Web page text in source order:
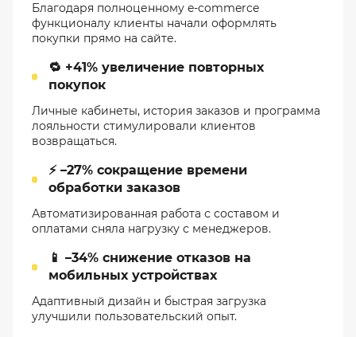
Благодаря полноценному e-commerce
функционалу клиенты начали оформлять
покупки прямо на сайте.
🔁 +41% увеличение повторных
покупок
Личные кабинеты, история заказов и программа
лояльности стимулировали клиентов
возвращаться.
⚡ –27% сокращение времени
обработки заказов
Автоматизированная работа с составом и
оплатами сняла нагрузку с менеджеров.
📱 –34% снижение отказов на
мобильных устройствах
Адаптивный дизайн и быстрая загрузка
улучшили пользовательский опыт.